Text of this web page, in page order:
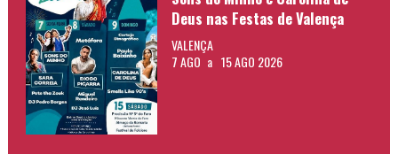
Deus nas Festas de Valença
VALENÇA
7 AGO a 15 AGO 2026